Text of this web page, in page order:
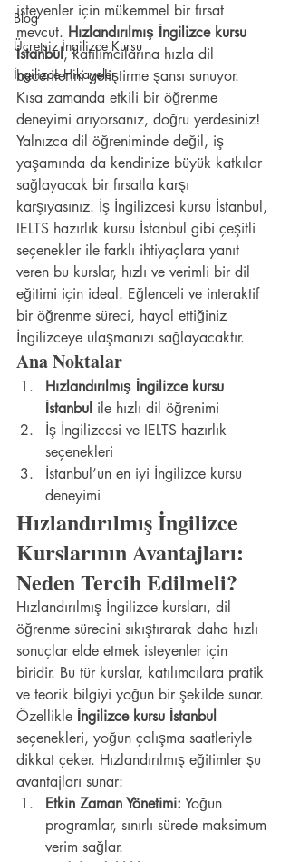
Blog
Ücretsiz İngilizce Kursu
İngilizce Hikayeler
isteyenler için mükemmel bir fırsat
mevcut. Hızlandırılmış İngilizce kursu
İstanbul, katılımcılarına hızla dil
becerilerini geliştirme şansı sunuyor.
Kısa zamanda etkili bir öğrenme
deneyimi arıyorsanız, doğru yerdesiniz!
Yalnızca dil öğreniminde değil, iş
yaşamında da kendinize büyük katkılar
sağlayacak bir fırsatla karşı
karşıyasınız. İş İngilizcesi kursu İstanbul,
IELTS hazırlık kursu İstanbul gibi çeşitli
seçenekler ile farklı ihtiyaçlara yanıt
veren bu kurslar, hızlı ve verimli bir dil
eğitimi için ideal. Eğlenceli ve interaktif
bir öğrenme süreci, hayal ettiğiniz
İngilizceye ulaşmanızı sağlayacaktır.
Ana Noktalar
Hızlandırılmış İngilizce kursu
İstanbul ile hızlı dil öğrenimi
İş İngilizcesi ve IELTS hazırlık
seçenekleri
İstanbul’un en iyi İngilizce kursu
deneyimi
Hızlandırılmış İngilizce
Kurslarının Avantajları:
Neden Tercih Edilmeli?
Hızlandırılmış İngilizce kursları, dil
öğrenme sürecini sıkıştırarak daha hızlı
sonuçlar elde etmek isteyenler için
biridir. Bu tür kurslar, katılımcılara pratik
ve teorik bilgiyi yoğun bir şekilde sunar.
Özellikle İngilizce kursu İstanbul
seçenekleri, yoğun çalışma saatleriyle
dikkat çeker. Hızlandırılmış eğitimler şu
avantajları sunar:
Etkin Zaman Yönetimi: Yoğun
programlar, sınırlı sürede maksimum
verim sağlar.